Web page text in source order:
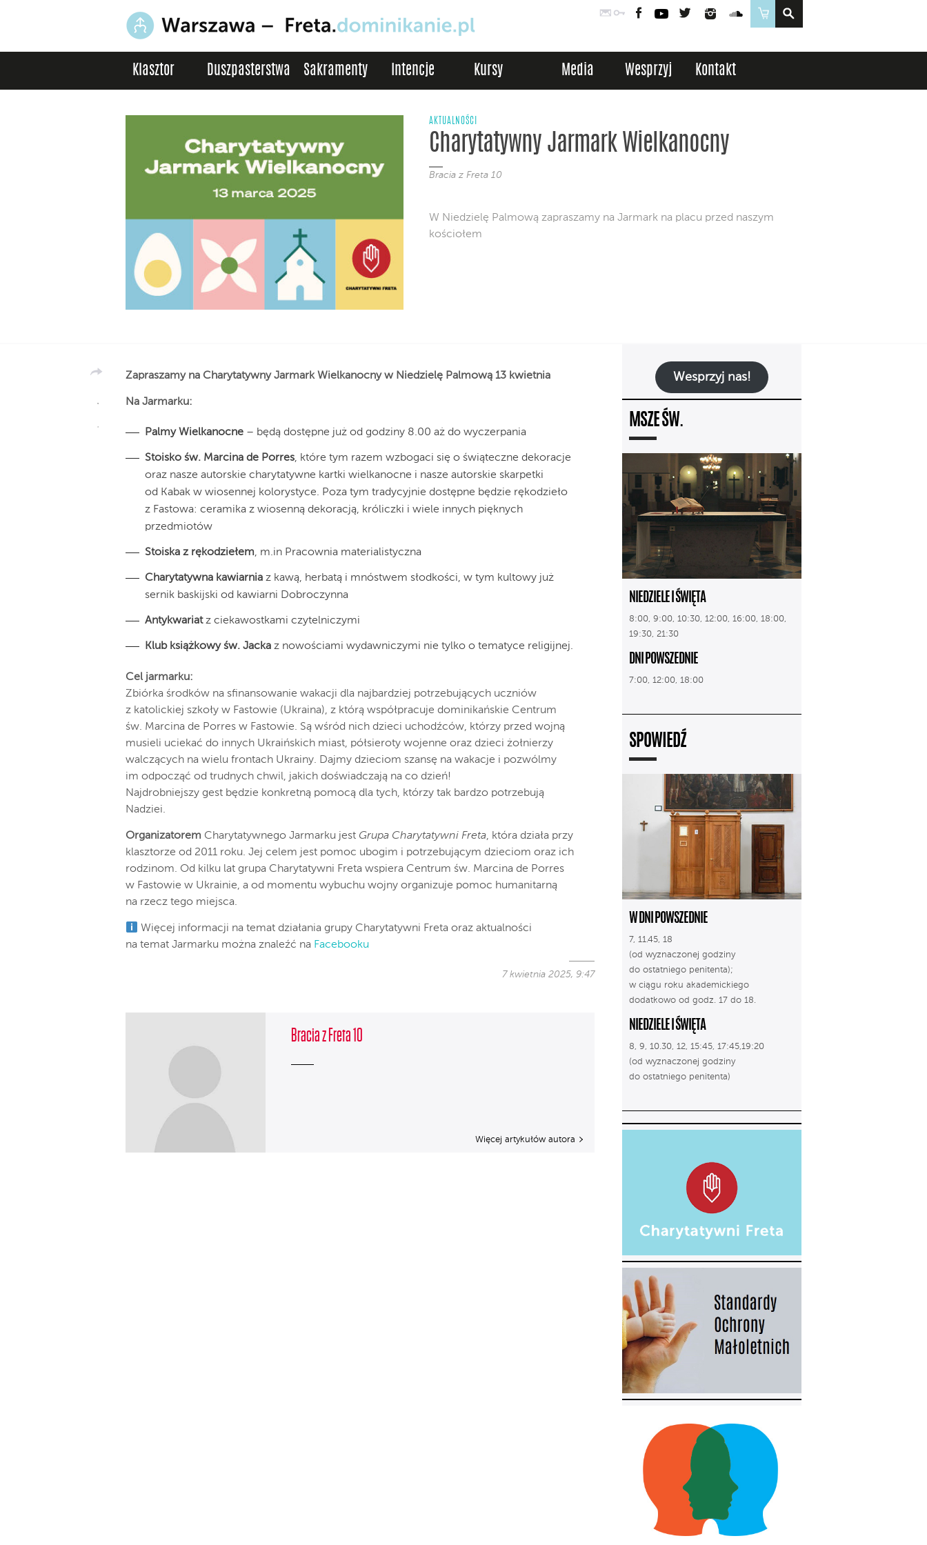
PocztaLogowanie
FacebookYouTubeTwitter InstagramSoundCloud
Sklep
Klasztor Duszpasterstwa Sakramenty Intencje Kursy Media Wesprzyj Kontakt
AKTUALNOŚCI
Charytatywny Jarmark Wielkanocny
Bracia z Freta 10
W Niedzielę Palmową zapraszamy na Jarmark na placu przed naszym
kościołem
Zapraszamy na Charytatywny Jarmark Wielkanocny w Niedzielę Palmową 13 kwietnia
Na Jarmarku:
Palmy Wielkanocne – będą dostępne już od godziny 8.00 aż do wyczerpania
Stoisko św. Marcina de Porres, które tym razem wzbogaci się o świąteczne dekoracje
oraz nasze autorskie charytatywne kartki wielkanocne i nasze autorskie skarpetki
od Kabak w wiosennej kolorystyce. Poza tym tradycyjnie dostępne będzie rękodzieło
z Fastowa: ceramika z wiosenną dekoracją, króliczki i wiele innych pięknych
przedmiotów
Stoiska z rękodziełem, m.in Pracownia materialistyczna
Charytatywna kawiarnia z kawą, herbatą i mnóstwem słodkości, w tym kultowy już
sernik baskijski od kawiarni Dobroczynna
Antykwariatz ciekawostkami czytelniczymi
Klub książkowy św. Jacka z nowościami wydawniczymi nie tylko o tematyce religijnej.
Cel jarmarku:
Zbiórka środków na sfinansowanie wakacji dla najbardziej potrzebujących uczniów
z katolickiej szkoły w Fastowie (Ukraina), z którą współpracuje dominikańskie Centrum
św. Marcina de Porres w Fastowie. Są wśród nich dzieci uchodźców, którzy przed wojną
musieli uciekać do innych Ukraińskich miast, półsieroty wojenne oraz dzieci żołnierzy
walczących na wielu frontach Ukrainy. Dajmy dzieciom szansę na wakacje i pozwólmy
im odpocząć od trudnych chwil, jakich doświadczają na co dzień!
Najdrobniejszy gest będzie konkretną pomocą dla tych, którzy tak bardzo potrzebują
Nadziei.
Organizatorem Charytatywnego Jarmarku jest Grupa Charytatywni Freta, która działa przy
klasztorze od 2011 roku. Jej celem jest pomoc ubogim i potrzebującym dzieciom oraz ich
rodzinom. Od kilku lat grupa Charytatywni Freta wspiera Centrum św. Marcina de Porres
w Fastowie w Ukrainie, a od momentu wybuchu wojny organizuje pomoc humanitarną
na rzecz tego miejsca.
Więcej informacji na temat działania grupy Charytatywni Freta oraz aktualności
na temat Jarmarku można znaleźć na Facebooku
7 kwietnia 2025, 9:47
Bracia z Freta 10
Więcej artykułów autora
Wesprzyj nas!
MSZE ŚW.
NIEDZIELE I ŚWIĘTA
8:00, 9:00, 10:30, 12:00, 16:00, 18:00,
19:30, 21:30
DNI POWSZEDNIE
7:00, 12:00, 18:00
SPOWIEDŹ
W DNI POWSZEDNIE
7, 11.45, 18
(od wyznaczonej godziny
do ostatniego penitenta);
w ciągu roku akademickiego
dodatkowo od godz. 17 do 18.
NIEDZIELE I ŚWIĘTA
8, 9, 10.30, 12, 15:45, 17:45,19:20
(od wyznaczonej godziny
do ostatniego penitenta)